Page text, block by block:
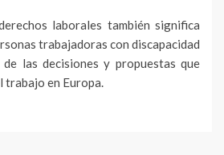
laborales también significa
trabajadoras con discapacidad
las decisiones y propuestas que
en Europa.